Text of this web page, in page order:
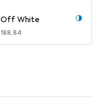
Off White
EUR
188,84